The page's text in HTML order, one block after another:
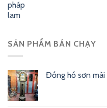
SẢN PHẨM BÁN CHẠY
Đồng hồ sơn mài